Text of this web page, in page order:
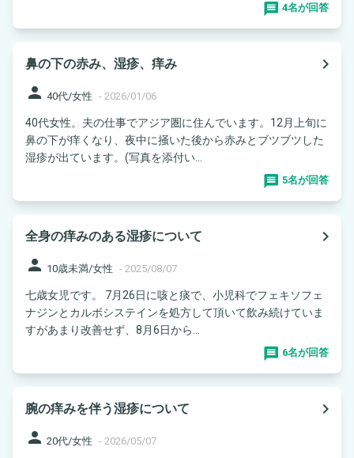
4名が回答
鼻の下の赤み、湿疹、痒み
navigate_next
person 40代/女性 - 2026/01/06
40代女性。夫の仕事でアジア圏に住んでいます。12月上旬に
鼻の下が痒くなり、夜中に掻いた後から赤みとブツブツした
湿疹が出ています。(写真を添付い...
5名が回答
全身の痒みのある湿疹について
navigate_next
person 10歳未満/女性 - 2025/08/07
七歳女児です。 7月26日に咳と痰で、小児科でフェキソフェ
ナジンとカルボシステインを処方して頂いて飲み続けていま
すがあまり改善せず、8月6日から...
6名が回答
腕の痒みを伴う湿疹について
navigate_next
person 20代/女性 - 2026/05/07